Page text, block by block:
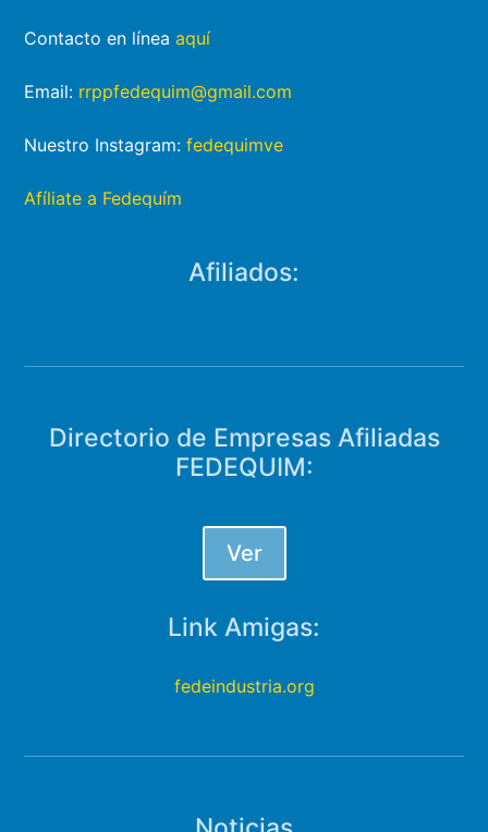
Contacto en líneaaquí
Email: rrppfedequim@gmail.com
Nuestro Instagram:fedequimve
Afíliate a Fedequím
Afiliados:
Directorio de Empresas Afiliadas
FEDEQUIM:
Ver
Link Amigas:
fedeindustria.org